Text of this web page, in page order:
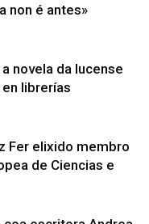
non é antes»
novela da lucense
en librerías
Fer elixido membro
de Ciencias e